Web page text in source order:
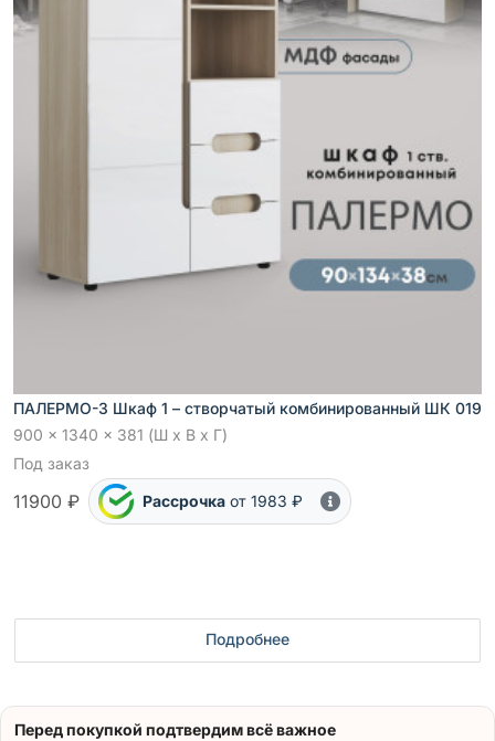
ПАЛЕРМО-3 Шкаф 1 – створчатый комбинированный ШК 019
900 x 1340 x 381 (Ш x В x Г)
Под заказ
11900 ₽ Рассрочка от 1983 ₽
Подробнее
Перед покупкой подтвердим всё важное